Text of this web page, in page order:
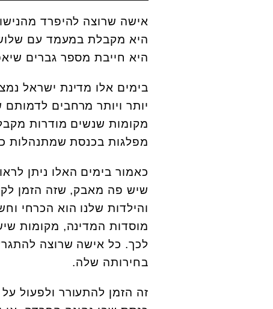
אישה שרוצה להיפרד
היא מקבלת במעמד עם
היא חייבת מספר גברים
בימים אלו מדינת ישראל
יותר ויותר מרחבים
מקומות שנשים מודרות
מפלגות בכנסת שמתנהלות
כאמור בימים האלו ניתן
שיש פה מאבק, שזה הזמן
והילדות שלנו הוא הכרחי
מוסדות המדינה, מקומות
בחירותה שלה.
זה הזמן להתעורר ולפעול